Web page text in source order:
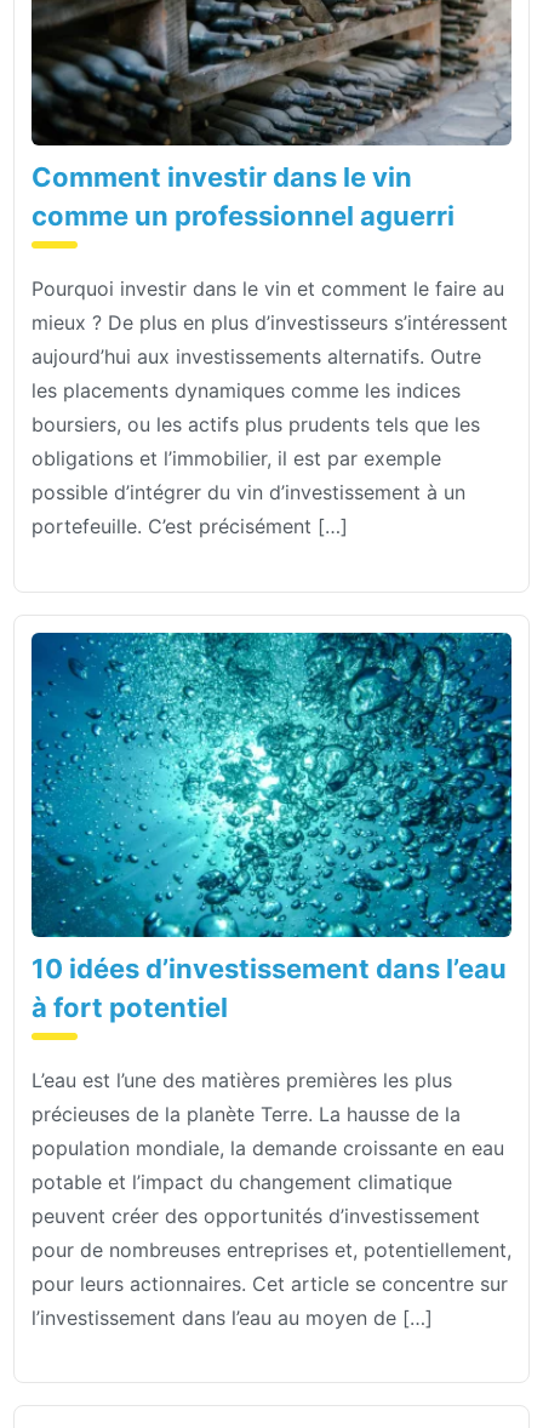
Comment investir dans le vin
comme un professionnel aguerri
Pourquoi investir dans le vin et comment le faire au
mieux ? De plus en plus d’investisseurs s’intéressent
aujourd’hui aux investissements alternatifs. Outre
les placements dynamiques comme les indices
boursiers, ou les actifs plus prudents tels que les
obligations et l’immobilier, il est par exemple
possible d’intégrer du vin d’investissement à un
portefeuille. C’est précisément […]
10 idées d’investissement dans l’eau
à fort potentiel
L’eau est l’une des matières premières les plus
précieuses de la planète Terre. La hausse de la
population mondiale, la demande croissante en eau
potable et l’impact du changement climatique
peuvent créer des opportunités d’investissement
pour de nombreuses entreprises et, potentiellement,
pour leurs actionnaires. Cet article se concentre sur
l’investissement dans l’eau au moyen de […]